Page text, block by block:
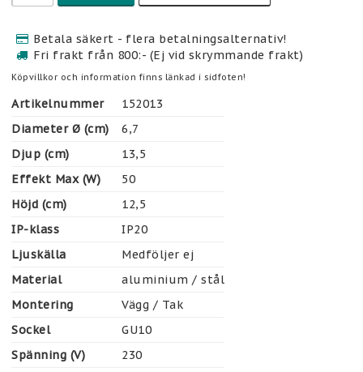
Betala säkert - flera betalningsalternativ!
Fri frakt från 800:- (Ej vid skrymmande frakt)
Köpvillkor och information finns länkad i sidfoten!
Artikelnummer
152013
Diameter Ø (cm)
6,7
Djup (cm)
13,5
Effekt Max (W)
50
Höjd (cm)
12,5
IP-klass
IP20
Ljuskälla
Medföljer ej
Material
aluminium / stål
Montering
Vägg / Tak
Sockel
GU10
Spänning (V)
230